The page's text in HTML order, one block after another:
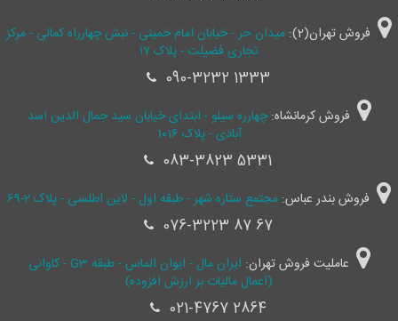
فروش تهران(2):
میدان حر - خیابان امام خمینی - نبش چهارراه کمالی - مرکز
تجاری فضیلت - پلاک ۱۷
090-3232 1333
فروش کرمانشاه:چهارره سیلو - ابتدای خیابان سید جمال ‌الدین اسد
آبادی - پلاک 1016
083-3823 5331
فروش بندر عباس: مجتمع ستاره شهر - طبقه اول - لاین اطلسی - پلاک 2-69
076-3223 87 67
عاملیت فروش تهران:
ایران مال - ایوان الماس - طبقه G3 - کاوانی
(اعمال مالیات بر ارزش افزوده)
021-4767 2864